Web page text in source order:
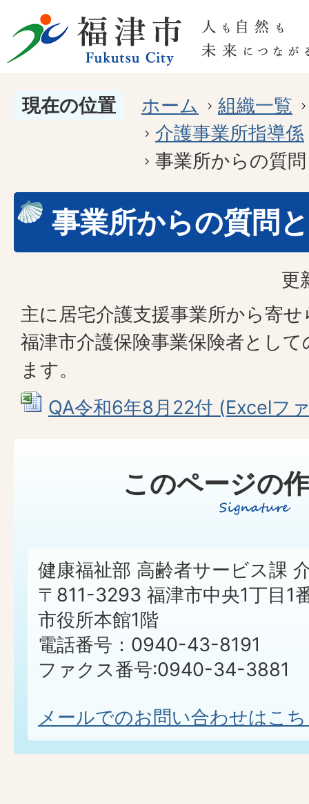
現在の位置 ホーム
組織一覧
介護事業所指導係
事業所からの質
事業所からの質問
更
主に居宅介護支援事業所から寄
福津市介護保険事業保険者とし
ます。
QA令和6年8月22付 (Excelフ
このページの
健康福祉部 高齢者サービス課
〒811-3293 福津市中央1丁目1
市役所本館1階
電話番号：0940-43-8191
ファクス番号:0940-34-3881
メールでのお問い合わせはこ